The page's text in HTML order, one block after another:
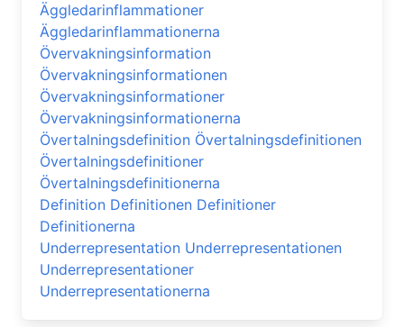
Äggledarinflammationer
Äggledarinflammationerna
Övervakningsinformation
Övervakningsinformationen
Övervakningsinformationer
Övervakningsinformationerna
Övertalningsdefinition Övertalningsdefinitionen
Övertalningsdefinitioner
Övertalningsdefinitionerna
Definition Definitionen Definitioner
Definitionerna
Underrepresentation Underrepresentationen
Underrepresentationer
Underrepresentationerna